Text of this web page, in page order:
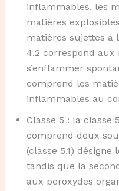
inflammables, les
matières
matières sujettes à
4.2 correspond aux
s’enflammer
comprend les
inflammables au
Classe 5 : la classe
comprend deux
(classe 5.1)
tandis que la
aux peroxydes